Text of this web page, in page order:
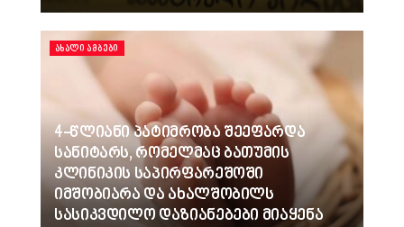
ᲐᲮᲐᲚᲘ ᲐᲛᲑᲔᲑᲘ
4-წლიანი პატიმრობა შეეფარდა
სანიტარს, რომელმაც ბათუმის
კლინიკის საპირფარეშოში
იმშობიარა და ახალშობილს
სასიკვდილო დაზიანებები მიაყენა